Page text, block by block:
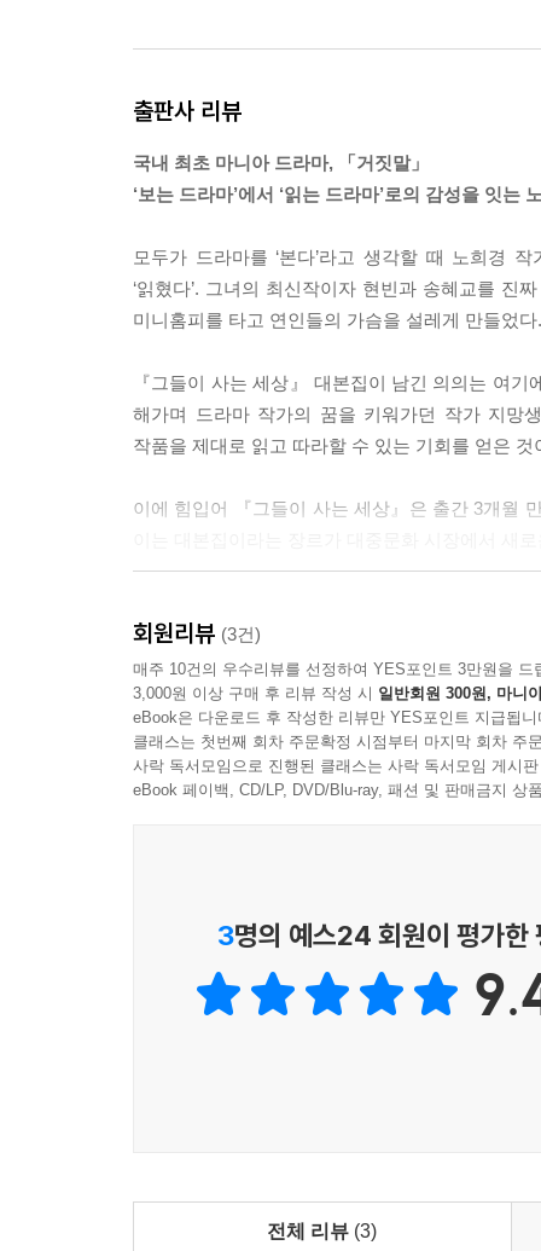
출판사 리뷰
국내 최초 마니아 드라마, 「거짓말」
‘보는 드라마’에서 ‘읽는 드라마’로의 감성을 잇는
모두가 드라마를 ‘본다’라고 생각할 때 노희경
‘읽혔다’. 그녀의 최신작이자 현빈과 송혜교를
미니홈피를 타고 연인들의 가슴을 설레게 만들었다.
『그들이 사는 세상』 대본집이 남긴 의의는 여
해가며 드라마 작가의 꿈을 키워가던 작가 지망
작품을 제대로 읽고 따라할 수 있는 기회를 얻은 것
이에 힘입어 『그들이 사는 세상』은 출간 3개월
이 작품은 ‘국내 최초 마니아 드라마’, ‘PC 통
드라마’라는 수식어를 달고 다니는 노희경의 대
양성하게 한 작품임을 기념하기 위해 『거짓말』
작업을 통해 스페셜 에디션으로 출간된다.
마니아들도 모르고 있던 시놉시스를 최초로 공개
밝히고 인물 간의 심리, 관계, 의미 등을 세밀하게
또한 그녀는 첫사랑과도 같았던 「거짓말」의
마음가짐을 정리해 대본집으로 팬들에게 선보인
했으면….’ 하는 노희경의 바람이 이 책에 고스란히
회원리뷰 (3건)
매주 10건의 우수리뷰를 선정하여 YES포인트 3만원을 드
3,000원 이상 구매 후 리뷰 작성 시 일반회원 300원, 마니
eBook은 다운로드 후 작성한 리뷰만 YES포인트 지급됩니
클래스는 첫번째 회차 주문확정 시점부터 마지막 회차 주
사락 독서모임으로 진행된 클래스는 사락 독서모임 게시
eBook 페이백, CD/LP, DVD/Blu-ray, 패션 및 판매금지 상
3명의 예스24 회원이 평가한
전체 리뷰 (3)